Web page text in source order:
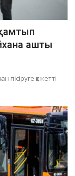
ашты
пісіруге қажетті